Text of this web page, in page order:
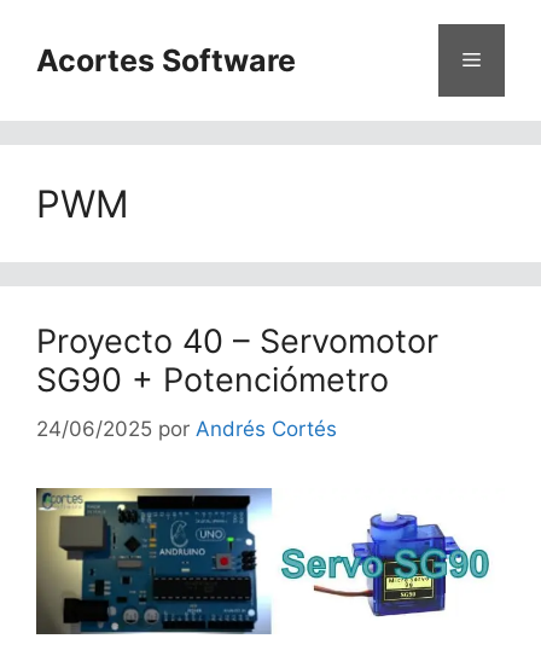
contenido
Acortes Software Menú
PWM
Proyecto 40 – Servomotor
SG90 + Potenciómetro
24/06/2025 por Andrés Cortés